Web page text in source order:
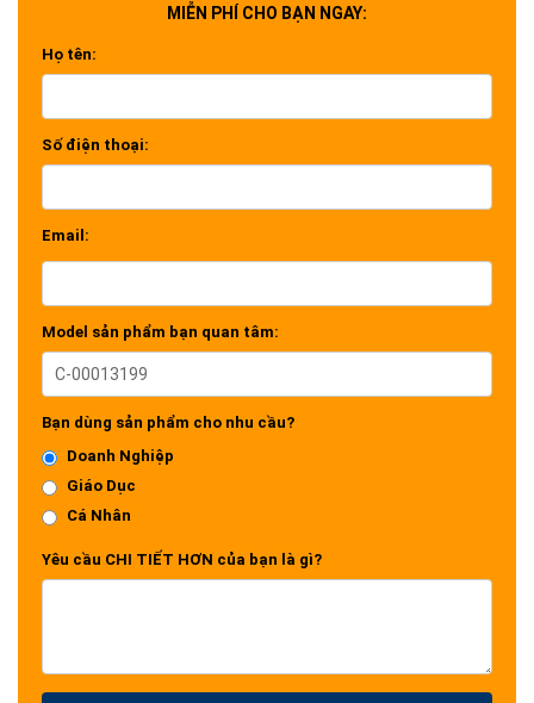
MIỄN PHÍ CHO BẠN NGAY:
Họ tên:
Số điện thoại:
Email:
Model sản phẩm bạn quan tâm:
Bạn dùng sản phẩm cho nhu cầu?
Doanh Nghiệp
Giáo Dục
Cá Nhân
Yêu cầu CHI TIẾT HƠN của bạn là gì?